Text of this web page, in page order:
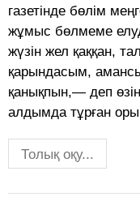
газетінде бөлім
жұмыс бөлмеме
жүзін жел қаққан,
қарындасым,
қанықпын,— деп өзін
алдымда тұрған
Толық оқу...